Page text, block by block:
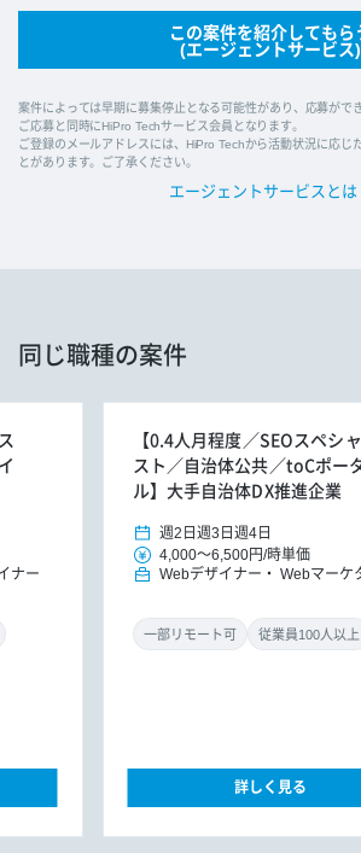
この案件を紹介してもら
(エージェントサービス)
案件によっては早期に募集停止となる可能性があり、応募がで
ご応募と同時にHiPro Techサービス会員となります。
ご登録のメールアドレスには、HiPro Techから活動状況に応じ
とがあります。ご了承ください。
エージェントサービスとは
同じ職種の案件
ナー
【0.4人月程度／SEOスペシ
スト／自治体公共／toCポー
ル】大手自治体DX推進企業
週2日 週3日 週4日
4,000～6,500円/時単価
Webデザイナー
Webマーケ
一部リモート可 従業員100人以上
詳しく見る